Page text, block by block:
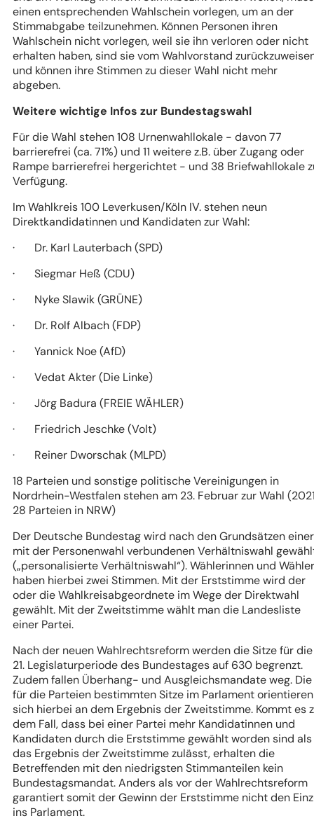
einen entsprechenden Wahlschein vorlegen, um an der
Stimmabgabe teilzunehmen. Können Personen ihren
Wahlschein nicht vorlegen, weil sie ihn verloren oder nicht
erhalten haben, sind sie vom Wahlvorstand
und können ihre Stimmen zu dieser Wahl nicht mehr
abgeben.
Weitere wichtige Infos zur Bundestagswahl
Für die Wahl stehen 108 Urnenwahllokale - davon 77
barrierefrei (ca. 71%) und 11 weitere z.B. über Zugang oder
Rampe barrierefrei hergerichtet - und 38 Briefwahllokale
Verfügung.
Im Wahlkreis 100 Leverkusen/Köln IV. stehen neun
Direktkandidatinnen und Kandidaten zur Wahl:
· Dr. Karl Lauterbach (SPD)
· Siegmar Heß (CDU)
· Nyke Slawik (GRÜNE)
· Dr. Rolf Albach (FDP)
· Yannick Noe (AfD)
· Vedat Akter (Die Linke)
· Jörg Badura (FREIE WÄHLER)
· Friedrich Jeschke (Volt)
· Reiner Dworschak (MLPD)
18 Parteien und sonstige politische Vereinigungen in
Nordrhein-Westfalen stehen am 23. Februar zur Wahl
28 Parteien in NRW)
Der Deutsche Bundestag wird nach den Grundsätzen einer
mit der Personenwahl verbundenen Verhältniswahl
(„personalisierte Verhältniswahl“). Wählerinnen und Wähler
haben hierbei zwei Stimmen. Mit der Erststimme wird der
oder die Wahlkreisabgeordnete im Wege der Direktwahl
gewählt. Mit der Zweitstimme wählt man die Landesliste
einer Partei.
Nach der neuen Wahlrechtsreform werden die Sitze für die
21. Legislaturperiode des Bundestages auf 630 begrenzt.
Zudem fallen Überhang- und Ausgleichsmandate weg. Die
für die Parteien bestimmten Sitze im Parlament orientieren
sich hierbei an dem Ergebnis der Zweitstimme. Kommt es
dem Fall, dass bei einer Partei mehr Kandidatinnen und
Kandidaten durch die Erststimme gewählt worden sind als
das Ergebnis der Zweitstimme zulässt, erhalten die
Betreffenden mit den niedrigsten Stimmanteilen kein
Bundestagsmandat. Anders als vor der Wahlrechtsreform
garantiert somit der Gewinn der Erststimme nicht den
ins Parlament.